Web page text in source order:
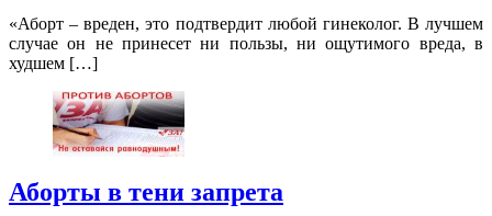
«Аборт – вреден, это подтвердит любой гинеколог. В лучшем
случае он не принесет ни пользы, ни ощутимого вреда, в
худшем […]
Аборты в тени запрета